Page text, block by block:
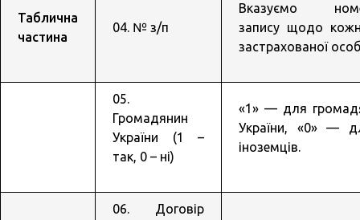
Таблична
частина
04. № з/п
Вказуємо
запису щодо
застрахованої
05.
Громадянин
України (1 –
так, 0 – ні)
«1» — для
України, «0» —
іноземців.
06. Договір